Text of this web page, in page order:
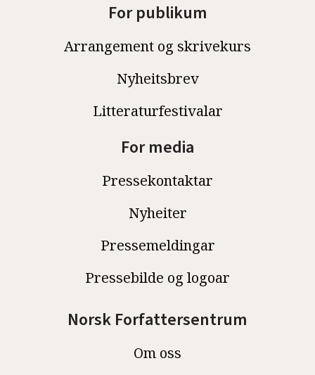
For publikum
Arrangement og skrivekurs
Nyheitsbrev
Litteraturfestivalar
For media
Pressekontaktar
Nyheiter
Pressemeldingar
Pressebilde og logoar
Norsk Forfattersentrum
Om oss